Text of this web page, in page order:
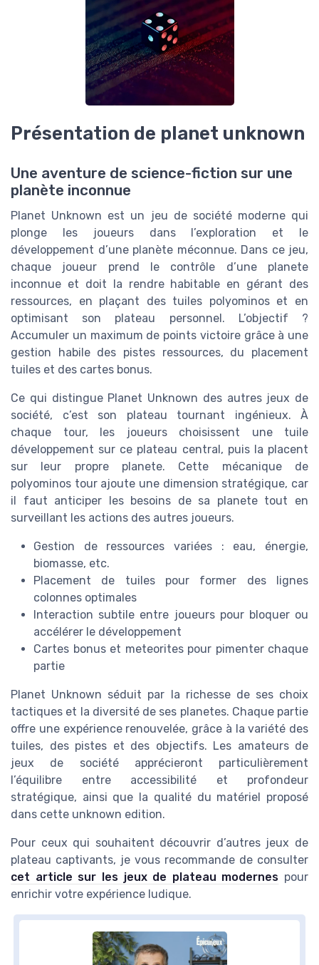
Présentation de planet unknown
Une aventure de science-fiction sur une
planète inconnue
Planet Unknown est un jeu de société moderne qui
plonge les joueurs dans l’exploration et le
développement d’une planète méconnue. Dans ce jeu,
chaque joueur prend le contrôle d’une planete
inconnue et doit la rendre habitable en gérant des
ressources, en plaçant des tuiles polyominos et en
optimisant son plateau personnel. L’objectif ?
Accumuler un maximum de points victoire grâce à une
gestion habile des pistes ressources, du placement
tuiles et des cartes bonus.
Ce qui distingue Planet Unknown des autres jeux de
société, c’est son plateau tournant ingénieux. À
chaque tour, les joueurs choisissent une tuile
développement sur ce plateau central, puis la placent
sur leur propre planete. Cette mécanique de
polyominos tour ajoute une dimension stratégique, car
il faut anticiper les besoins de sa planete tout en
surveillant les actions des autres joueurs.
Gestion de ressources variées : eau, énergie,
biomasse, etc.
Placement de tuiles pour former des lignes
colonnes optimales
Interaction subtile entre joueurs pour bloquer ou
accélérer le développement
Cartes bonus et meteorites pour pimenter chaque
partie
Planet Unknown séduit par la richesse de ses choix
tactiques et la diversité de ses planetes. Chaque partie
offre une expérience renouvelée, grâce à la variété des
tuiles, des pistes et des objectifs. Les amateurs de
jeux de société apprécieront particulièrement
l’équilibre entre accessibilité et profondeur
stratégique, ainsi que la qualité du matériel proposé
dans cette unknown edition.
Pour ceux qui souhaitent découvrir d’autres jeux de
plateau captivants, je vous recommande de consulter
cet article sur les jeux de plateau modernes pour
enrichir votre expérience ludique.